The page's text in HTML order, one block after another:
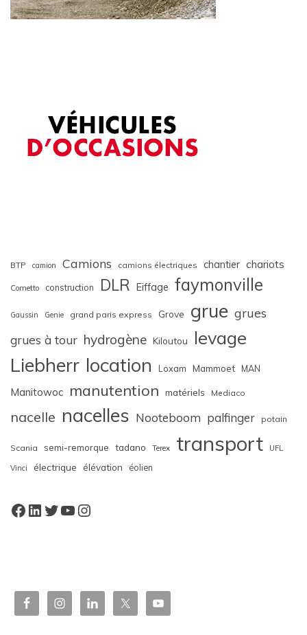
BTP camion Camions camions électriques chantier chariots
Cometto construction DLR Eiffage faymonville
Gaussin Genie grand paris express Grove grue grues
grues à tour hydrogène Kiloutou levage
Liebherr location Loxam Mammoet MAN
Manitowoc manutention matériels Mediaco
nacelle nacelles Nooteboom palfinger potain
Scania semi-remorque tadano Terex transport UFL
Vinci électrique élévation éolien
Facebook
LinkedIn
Twitter
YouTube
Instagram